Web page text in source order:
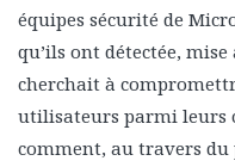
équipes sécurité de
qu’ils ont détectée,
cherchait à
utilisateurs parmi leurs
comment, au travers